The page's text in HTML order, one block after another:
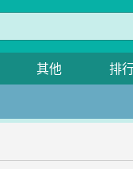
其他 排